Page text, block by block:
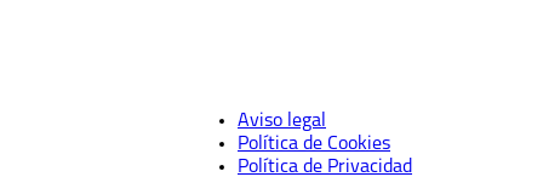
Aviso legal
Política de Cookies
Política de Privacidad